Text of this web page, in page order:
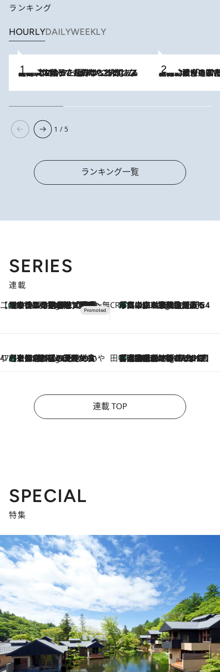
ランキング
HOURLYDAILYWEEKLY
2026.8.5
【阿川佐和子さんの年とる力】なぜ70代で始めた趣味は“こんなに楽しい”のか？ ピアノ、俳句…スランプに陥っても続けられる“ある秘訣”とは 2026.8.3
慶應幼稚舎の図書室からテレビの世界に飛び込んだ阿川佐和子（72）
1 / 5
ランキング一覧
SERIES
連載
【CREA×星野リゾート】唯一無二。癒しと発見が待つ場所へ
4 Hours Ago
【トンボの足水浴】ヒノキの香りに包まれて涼感マックス！約13℃の湧水かけ流しを避暑地「星野温泉 トンボの湯」で体験 CREA'S CHOICE
6 Hours Ago
「立川にも歌舞伎があるんだよ」 片岡仁左衛門・市川中車ら豪華座組みで4年目の立川立飛歌舞伎へ
47都道府県の手みやげ ひんやりスイーツで夏を満喫
6 Hours Ago
【京都府】この夏絶対食べたい 冷やしておいしいおやつ3選 ひと口目から心を掴む新緑のテリーヌ 田中稲の勝手に再ブーム
11 Hours Ago
「湘南乃風に憧れて」観客大盛上がりの“タオル回し”に、ラッパー顔負けの高速歌唱まで…さだまさし（74）のアグレッシブすぎる現在地
連載 TOP
SPECIAL
特集